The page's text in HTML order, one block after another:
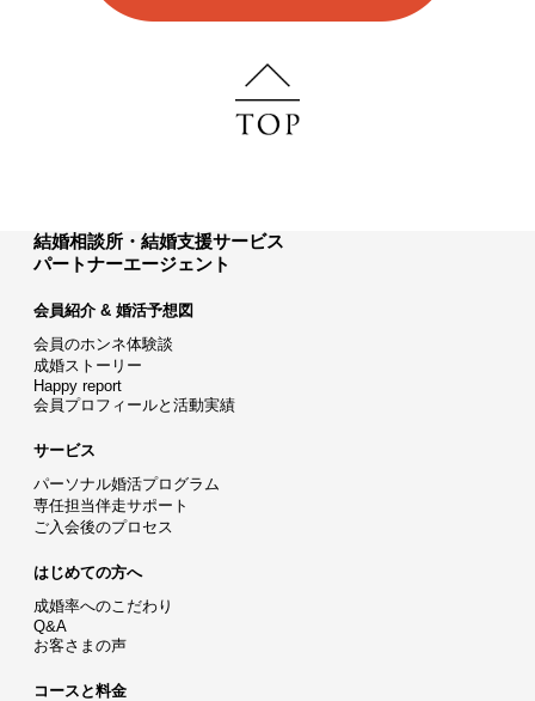
結婚相談所・結婚支援サービス
パートナーエージェント
会員紹介 & 婚活予想図
会員のホンネ体験談
成婚ストーリー
Happy report
会員プロフィールと活動実績
サービス
パーソナル婚活プログラム
専任担当伴走サポート
ご入会後のプロセス
はじめての方へ
成婚率へのこだわり
Q&A
お客さまの声
コースと料金